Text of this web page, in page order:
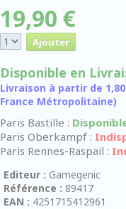
19,90 €
Disponible en
Livraison à partir de
France Métropolitaine)
Paris Bastille :
Paris Oberkampf :
Paris Rennes-Raspail :
Editeur : Gamegenic
Référence : 89417
EAN : 4251715412961